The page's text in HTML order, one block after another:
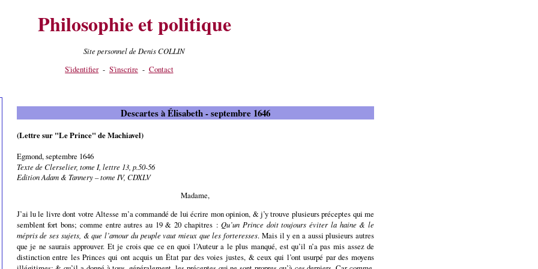
Philosophie et politique
Site personnel de Denis COLLIN
S'identifier - S'inscrire - Contact
Descartes à Élisabeth - septembre 1646
(Lettre sur "Le Prince" de Machiavel)
Egmond, septembre 1646
Texte de Clerselier, tome I, lettre 13, p.50-56
Edition Adam & Tannery – tome IV, CDXLV
Madame,
J’ai lu le livre dont votre Altesse m’a commandé de lui écrire mon opinion, & j’y trouve plusieurs préceptes qui me
semblent fort bons; comme entre autres au 19 & 20 chapitres :Qu’un Prince doit toujours éviter la haine & le
mépris de ses sujets, & que l’amour du peuple vaut mieux que les forteresses. Mais il y en a aussi plusieurs autres
que je ne saurais approuver. Et je crois que ce en quoi l’Auteur a le plus manqué, est qu’il n’a pas mis assez de
distinction entre les Princes qui ont acquis un État par des voies justes, & ceux qui l’ont usurpé par des moyens